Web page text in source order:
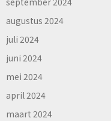
augustus 2024
juli 2024
juni 2024
mei 2024
april 2024
maart 2024